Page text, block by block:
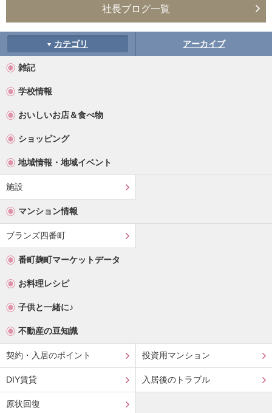
社長ブログ一覧
カテゴリ アーカイブ
雑記
学校情報
おいしいお店＆食べ物
ショッピング
地域情報・地域イベント
施設
マンション情報
ブランズ四番町
番町麹町マーケットデータ
お料理レシピ
子供と一緒に♪
不動産の豆知識
契約・入居のポイント 投資用マンション
DIY賃貸 入居後のトラブル
原状回復